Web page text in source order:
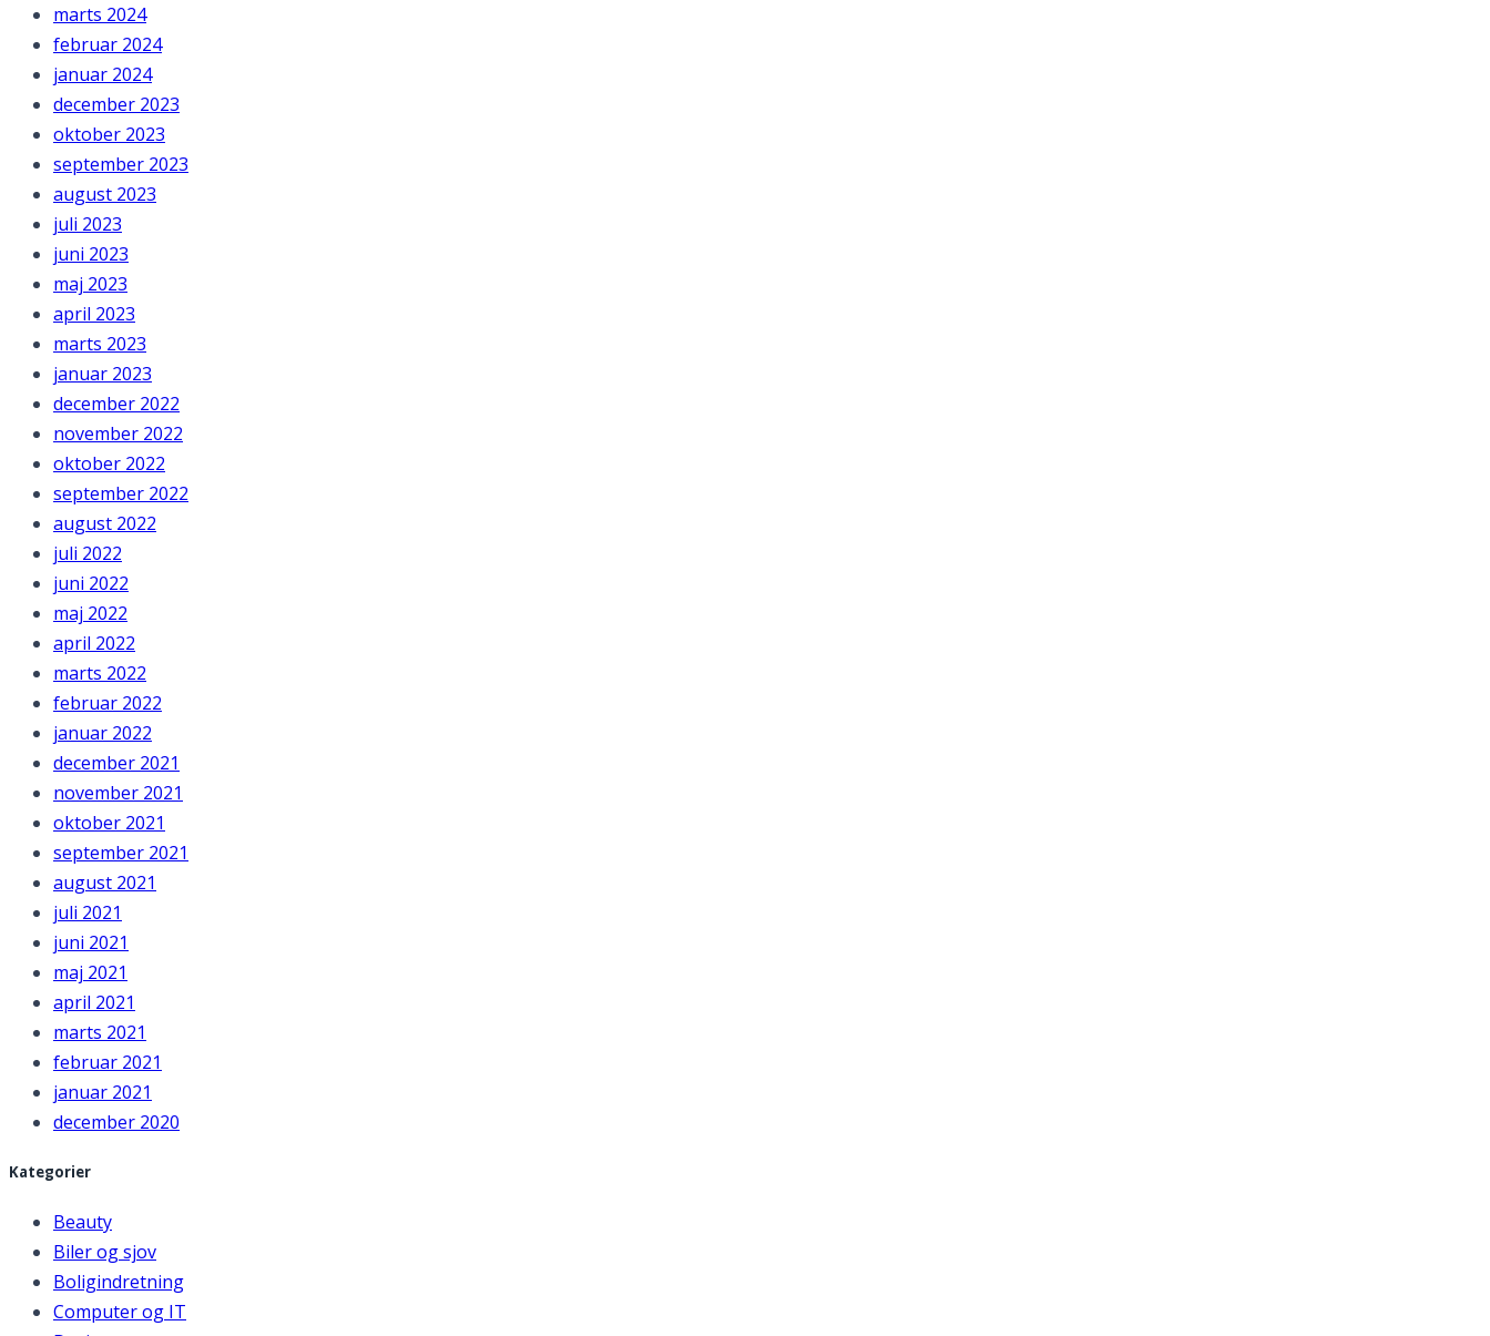
marts 2024
februar 2024
januar 2024
december 2023
oktober 2023
september 2023
august 2023
juli 2023
juni 2023
maj 2023
april 2023
marts 2023
januar 2023
december 2022
november 2022
oktober 2022
september 2022
august 2022
juli 2022
juni 2022
maj 2022
april 2022
marts 2022
februar 2022
januar 2022
december 2021
november 2021
oktober 2021
september 2021
august 2021
juli 2021
juni 2021
maj 2021
april 2021
marts 2021
februar 2021
januar 2021
december 2020
Kategorier
Beauty
Biler og sjov
Boligindretning
Computer og IT